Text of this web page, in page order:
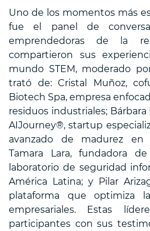
Uno de los momentos más
fue el panel de
emprendedoras de la
compartieron sus
mundo STEM, moderado
trató de: Cristal Muñoz,
Biotech Spa, empresa
residuos industriales;
AIJourney®, startup
avanzado de madurez en
Tamara Lara, fundadora
laboratorio de seguridad
América Latina; y Pilar
plataforma que optimiza
empresariales. Estas
participantes con sus